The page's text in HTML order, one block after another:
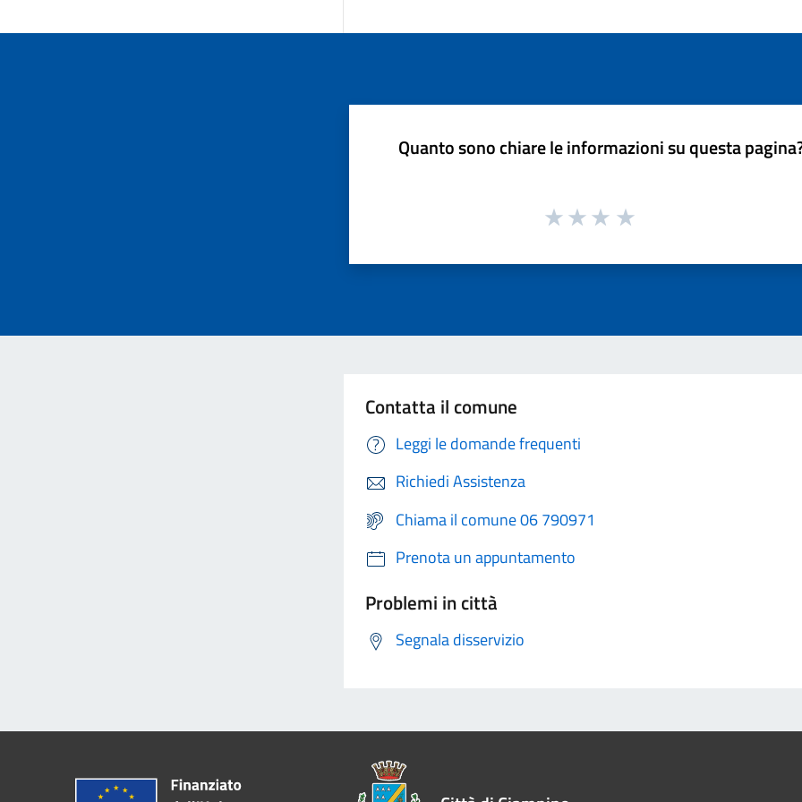
Quanto sono chiare le informazioni su questa
Contatta il comune
Leggi le domande frequenti
Richiedi Assistenza
Chiama il comune 06 790971
Prenota un appuntamento
Problemi in città
Segnala disservizio